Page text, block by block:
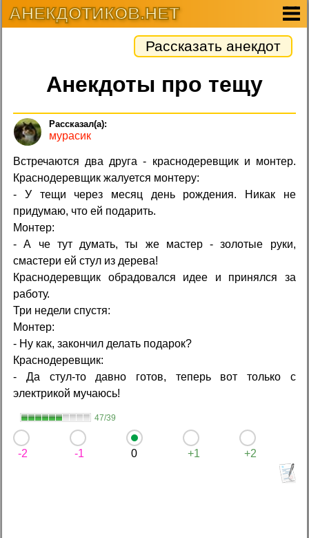
АНЕКДОТИКОВ.НЕТ
Рассказать анекдот
Анекдоты про тещу
мурасик
Встречаются два друга - краснодеревщик и монтер.
Краснодеревщик жалуется монтеру:
- У тещи через месяц день рождения. Никак не
придумаю, что ей подарить.
Монтер:
- А че тут думать, ты же мастер - золотые руки,
смастери ей стул из дерева!
Краснодеревщик обрадовался идее и принялся за
работу.
Три недели спустя:
Монтер:
- Ну как, закончил делать подарок?
Краснодеревщик:
- Да стул-то давно готов, теперь вот только с
электрикой мучаюсь!
47/39
-2 -1 0 +1 +2